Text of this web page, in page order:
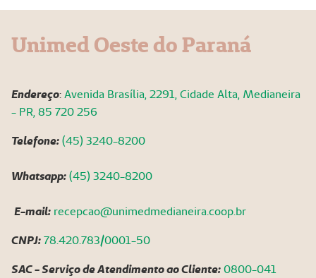
Unimed Oeste do Paraná
Endereço:Avenida Brasília, 2291, Cidade Alta, Medianeira
- PR, 85 720 256
Telefone:(45) 3240-8200
Whatsapp:(45) 3240-8200
E-mail: recepcao@unimedmedianeira.coop.br
CNPJ:78.420.783/0001-50
SAC - Serviço de Atendimento ao Cliente:0800-041